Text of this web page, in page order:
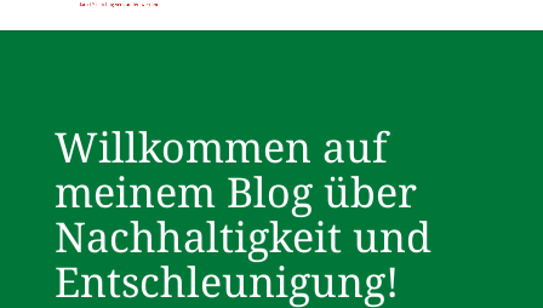
Willkommen auf
meinem Blog über
Nachhaltigkeit und
Entschleunigung!